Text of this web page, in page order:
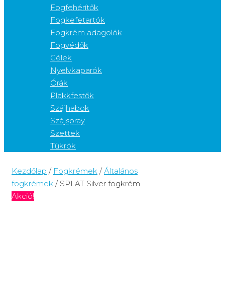
Fogfehérítők
Fogkefetartók
Fogkrém adagolók
Fogvédők
Gélek
Nyelvkaparók
Órák
Plakkfestők
Szájhabok
Szájspray
Szettek
Tükrök
Kezdőlap / Fogkrémek / Általános
fogkrémek / SPLAT Silver fogkrém
Akció!